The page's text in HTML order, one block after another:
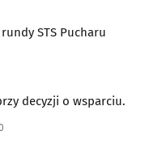
STS Pucharu
decyzji o wsparciu.